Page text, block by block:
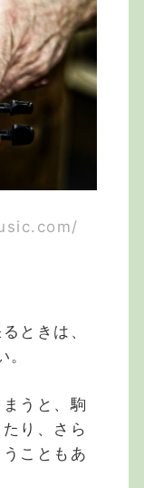
ときは、
うと、駒
り、さら
こともあ